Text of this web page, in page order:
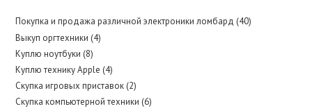
Покупка и продажа различной электроники ломбард (40)
Выкуп оргтехники (4)
Куплю ноутбуки (8)
Куплю технику Apple (4)
Скупка игровых приставок (2)
Скупка компьютерной техники (6)